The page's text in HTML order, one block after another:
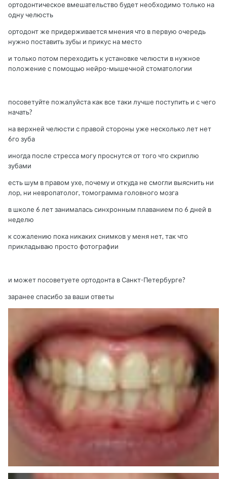
ортодонтическое вмешательство будет необходимо только на
одну челюсть
ортодонт же придерживается мнения что в первую очередь
нужно поставить зубы и прикус на место
и только потом переходить к установке челюсти в нужное
положение с помощью нейро-мышечной стоматологии
посоветуйте пожалуйста как все таки лучше поступить и с чего
начать?
на верхней челюсти с правой стороны уже несколько лет нет
6го зуба
иногда после стресса могу проснутся от того что скриплю
зубами
есть шум в правом ухе, почему и откуда не смогли выяснить ни
лор, ни невропатолог, томограмма головного мозга
в школе 6 лет занималась синхронным плаванием по 6 дней в
неделю
к сожалению пока никаких снимков у меня нет, так что
прикладываю просто фотографии
и может посоветуете ортодонта в Санкт-Петербурге?
заранее спасибо за ваши ответы